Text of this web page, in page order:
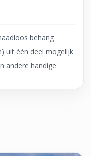
behang
uit één deel mogelijk
andere handige